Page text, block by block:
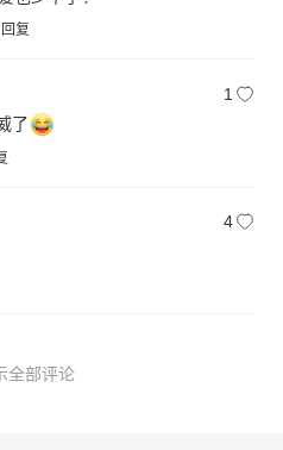
回复
1
了
4
全部评论